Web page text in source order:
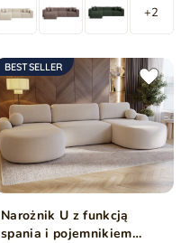
+2
BESTSELLER
Narożnik U z funkcją
spania i pojemnikiem